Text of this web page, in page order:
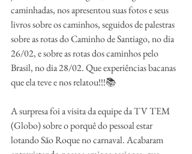
caminhadas, nos apresentou suas fotos e seus
livros sobre os caminhos, seguidos de palestras
sobre as rotas do Caminho de Santiago, no dia
26/02, e sobre as rotas dos caminhos pelo
Brasil, no dia 28/02. Que experiências bacanas
que ela teve e nos relatou!!!📚
A surpresa foi a visita da equipe da TV TEM
(Globo) sobre o porquê do pessoal estar
lotando São Roque no carnaval. Acabaram